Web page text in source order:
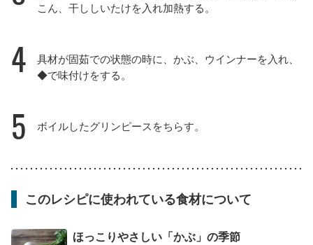
こん、干ししいたけを入れ加熱する。
4
具材が固茹での状態の時に、かぶ、ウインナーを入れ、
◆で味付けをする。
5 ボイルしたグリンピースをちらす。
このレシピに使われている食材について
ほっこりやさしい「かぶ」の季節